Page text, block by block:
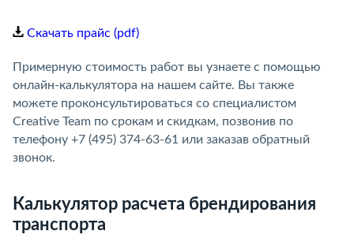
Скачать прайс (pdf)
Примерную стоимость работ вы узнаете с помощью
онлайн-калькулятора на нашем сайте. Вы также
можете проконсультироваться со специалистом
Creative Team по срокам и скидкам, позвонив по
телефону +7 (495) 374-63-61 или заказав обратный
звонок.
Калькулятор расчета брендирования
транспорта